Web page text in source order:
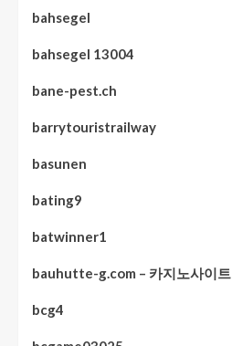
bahsegel
bahsegel 13004
bane-pest.ch
barrytouristrailway
basunen
bating9
batwinner1
bauhutte-g.com – 카지노사이트
bcg4